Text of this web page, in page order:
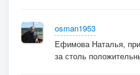
osman1953
Ефимова Наталья,
за столь